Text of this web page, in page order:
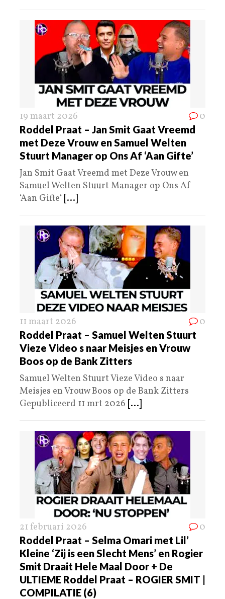
19 maart 2026 0
Roddel Praat – Jan Smit Gaat Vreemd
met Deze Vrouw en Samuel Welten
Stuurt Manager op Ons Af ‘Aan Gifte’
Jan Smit Gaat Vreemd met Deze Vrouw en
Samuel Welten Stuurt Manager op Ons Af
‘Aan Gifte‘ [...]
11 maart 2026 0
Roddel Praat – Samuel Welten Stuurt
Vieze Video s naar Meisjes en Vrouw
Boos op de Bank Zitters
Samuel Welten Stuurt Vieze Video s naar
Meisjes en Vrouw Boos op de Bank Zitters
Gepubliceerd 11 mrt 2026 [...]
21 februari 2026 0
Roddel Praat – Selma Omari met Lil’
Kleine ‘Zij is een Slecht Mens’ en Rogier
Smit Draait Hele Maal Door + De
ULTIEME Roddel Praat – ROGIER SMIT |
COMPILATIE (6)